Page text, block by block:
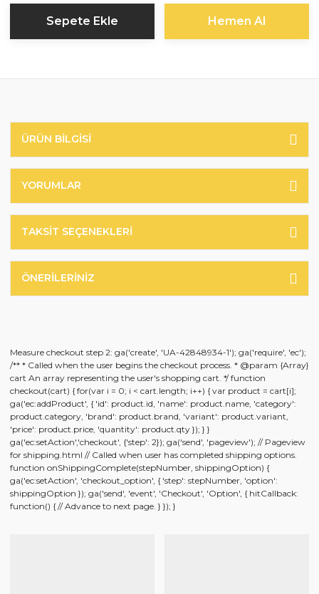
Sepete Ekle Hemen Al
ÜRÜN BILGISI
YORUMLAR
TAKSIT SEÇENEKLERI
ÖNERILERINIZ
Measure checkout step 2: ga('create', 'UA-42848934-1'); ga('require', 'ec');
/** * Called when the user begins the checkout process. * @param {Array}
cart An array representing the user's shopping cart. */ function
checkout(cart) { for(var i = 0; i < cart.length; i++) { var product = cart[i];
ga('ec:addProduct', { 'id': product.id, 'name': product.name, 'category':
product.category, 'brand': product.brand, 'variant': product.variant,
'price': product.price, 'quantity': product.qty }); } }
ga('ec:setAction','checkout', {'step': 2}); ga('send', 'pageview'); // Pageview
for shipping.html // Called when user has completed shipping options.
function onShippingComplete(stepNumber, shippingOption) {
ga('ec:setAction', 'checkout_option', { 'step': stepNumber, 'option':
shippingOption }); ga('send', 'event', 'Checkout', 'Option', { hitCallback:
function() { // Advance to next page. } }); }